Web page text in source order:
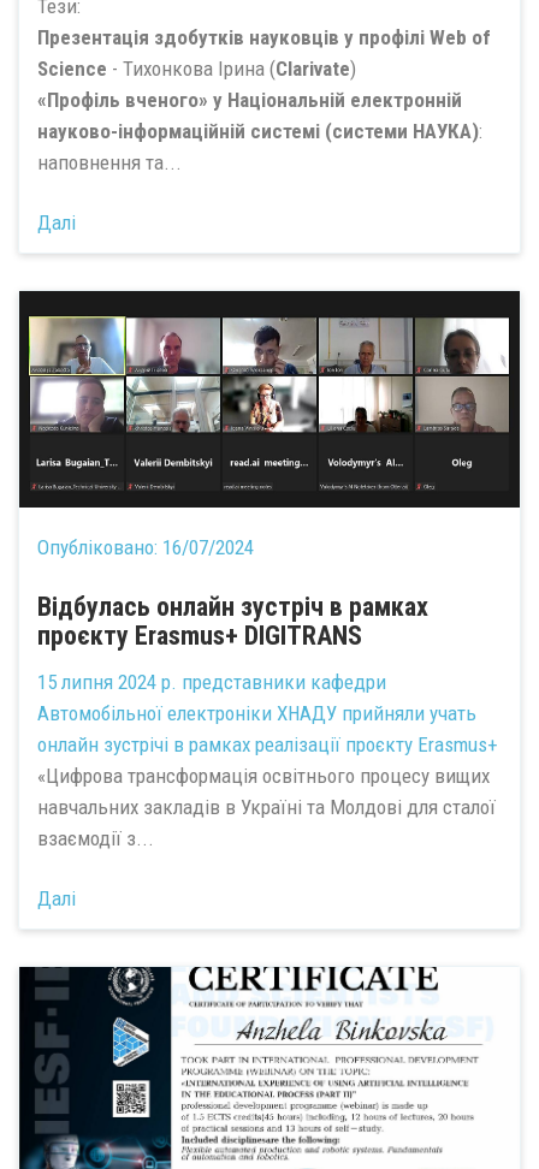
Тези:
Презентація здобутків науковців у профілі Web of
Science - Тихонкова Ірина (Clarivate)
«Профіль вченого» у Національній електронній
науково-інформаційній системі (системи НАУКА):
наповнення та...
Далі
Опубліковано: 16/07/2024
Відбулась онлайн зустріч в рамках
проєкту Erasmus+ DIGITRANS
15 липня 2024 р. представники кафедри
Автомобільної електроніки ХНАДУ прийняли учать
онлайн зустрічі в рамках реалізації проєкту Erasmus+
«Цифрова трансформація освітнього процесу вищих
навчальних закладів в Україні та Молдові для сталої
взаємодії з...
Далі